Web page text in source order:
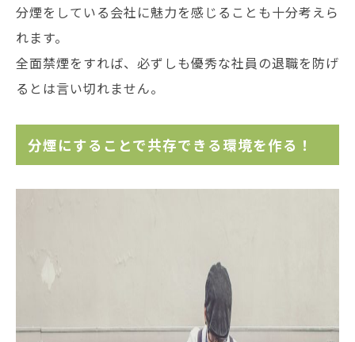
分煙をしている会社に魅力を感じることも十分考えら
れます。
全面禁煙をすれば、必ずしも優秀な社員の退職を防げ
るとは言い切れません。
分煙にすることで共存できる環境を作る！